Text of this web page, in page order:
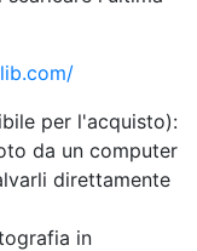
per l'acquisto):
da un computer
direttamente
in